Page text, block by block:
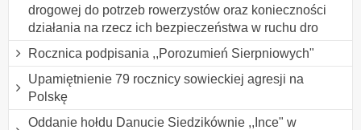
drogowej do potrzeb rowerzystów oraz konieczności
działania na rzecz ich bezpieczeństwa w ruchu dro
Rocznica podpisania ,,Porozumień Sierpniowych"
Upamiętnienie 79 rocznicy sowieckiej agresji na
Polskę
Oddanie hołdu Danucie Siedzikównie ,,Ince" w